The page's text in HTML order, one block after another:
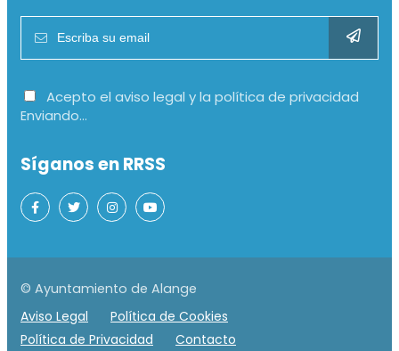
Acepto el aviso legal y la política de privacidad
Enviando...
Síganos en RRSS
© Ayuntamiento de Alange
Aviso Legal
Política de Cookies
Política de Privacidad
Contacto